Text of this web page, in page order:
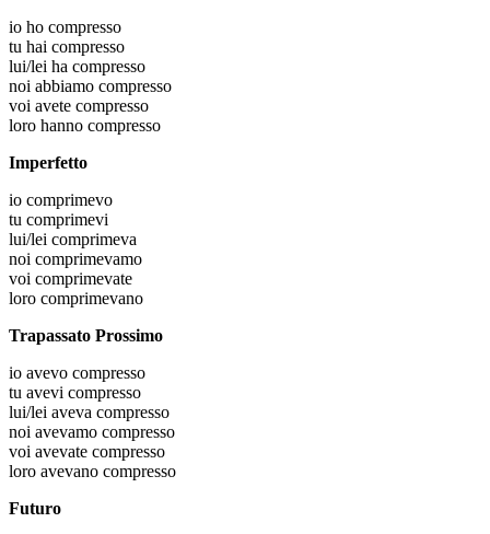
io ho compresso
tu hai compresso
lui/lei ha compresso
noi abbiamo compresso
voi avete compresso
loro hanno compresso
Imperfetto
io comprimevo
tu comprimevi
lui/lei comprimeva
noi comprimevamo
voi comprimevate
loro comprimevano
Trapassato Prossimo
io avevo compresso
tu avevi compresso
lui/lei aveva compresso
noi avevamo compresso
voi avevate compresso
loro avevano compresso
Futuro